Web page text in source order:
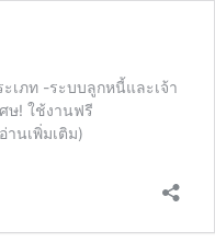
เภท -ระบบลูกหนี้และเจ้า
ษ! ใช้งานฟรี
ลน์(อ่านเพิ่มเติม)